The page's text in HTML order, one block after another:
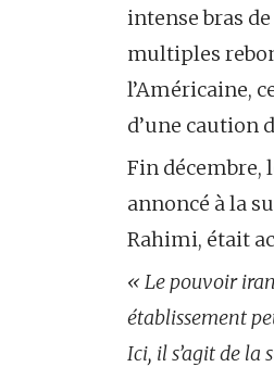
intense bras
multiples
l’Américaine,
d’une caution
Fin décembre,
annoncé à la
Rahimi, était
« Le pouvoir
établissement
Ici, il s’agit de